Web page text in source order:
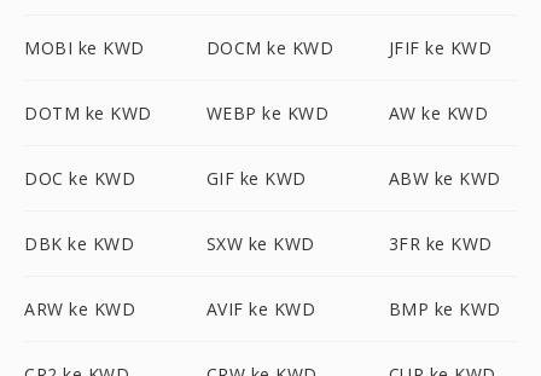
MOBI ke KWD DOCM ke KWD JFIF ke KWD
DOTM ke KWD WEBP ke KWD AW ke KWD
DOC ke KWD GIF ke KWD ABW ke KWD
DBK ke KWD SXW ke KWD 3FR ke KWD
ARW ke KWD AVIF ke KWD BMP ke KWD